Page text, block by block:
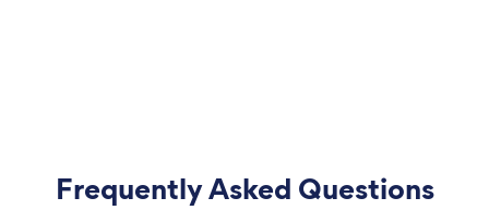
Frequently Asked Questions